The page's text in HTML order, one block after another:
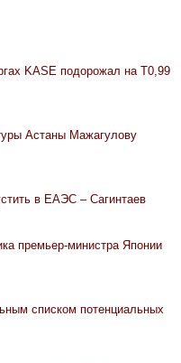
KASE подорожал на Т0,99
Астаны Мажагулову
в ЕАЭС – Сагинтаев
премьер-министра Японии
списком потенциальных